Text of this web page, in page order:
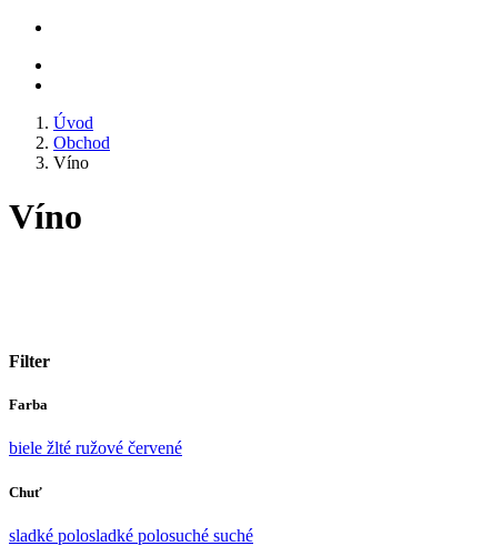
Úvod
Obchod
Víno
Víno
Filter
Farba
biele žlté ružové červené
Chuť
sladké polosladké polosuché suché